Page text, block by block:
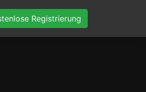
Registrierung